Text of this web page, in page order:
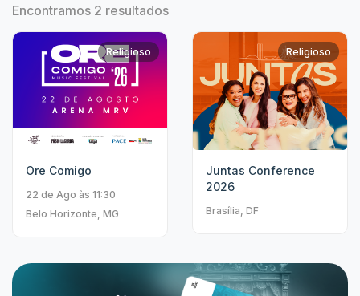
Encontramos 2 resultados
Religioso
Ore Comigo
22 de Ago às 11:30
Belo Horizonte, MG
Religioso
Juntas Conference
2026
Brasília, DF